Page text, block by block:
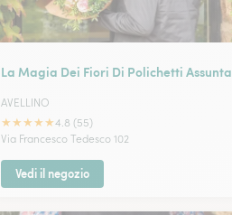
La Magia Dei Fiori Di Polichetti Assunta
AVELLINO
★★★★★4.8 (55)
Via Francesco Tedesco 102
Vedi il negozio